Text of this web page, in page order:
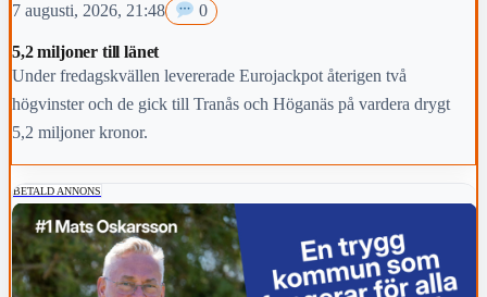
7 augusti, 2026, 21:48 0
5,2 miljoner till länet
Under fredagskvällen levererade Eurojackpot återigen två
högvinster och de gick till Tranås och Höganäs på vardera drygt
5,2 miljoner kronor.
BETALD ANNONS